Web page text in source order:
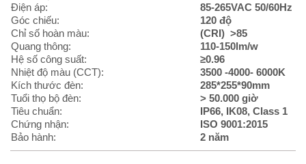
Điện áp:
85-265VAC 50/60Hz
Góc chiếu:
120 độ
Chỉ số hoàn màu:
(CRI) >85
Quang thông:
110-150lm/w
Hệ số công suất:
≥0.96
Nhiệt độ màu (CCT):
3500 -4000- 6000K
Kích thước đèn:
285*255*90mm
Tuổi thọ bộ đèn:
> 50.000 giờ
Tiêu chuẩn:
IP66, IK08, Class 1
Chứng nhận:
ISO 9001:2015
Bảo hành:
2 năm